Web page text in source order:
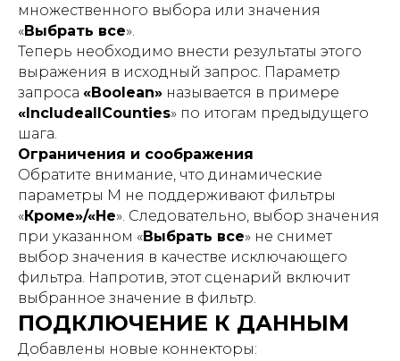
множественного выбора или значения
«Выбрать все».
Теперь необходимо внести результаты этого
выражения в исходный запрос. Параметр
запроса «Boolean» называется в примере
«IncludeallCounties» по итогам предыдущего
шага.
Ограничения и соображения
Обратите внимание, что динамические
параметры М не поддерживают фильтры
«Кроме»/«Не». Следовательно, выбор значения
при указанном «Выбрать все» не снимет
выбор значения в качестве исключающего
фильтра. Напротив, этот сценарий включит
выбранное значение в фильтр.
ПОДКЛЮЧЕНИЕ К ДАННЫМ
Добавлены новые коннекторы: